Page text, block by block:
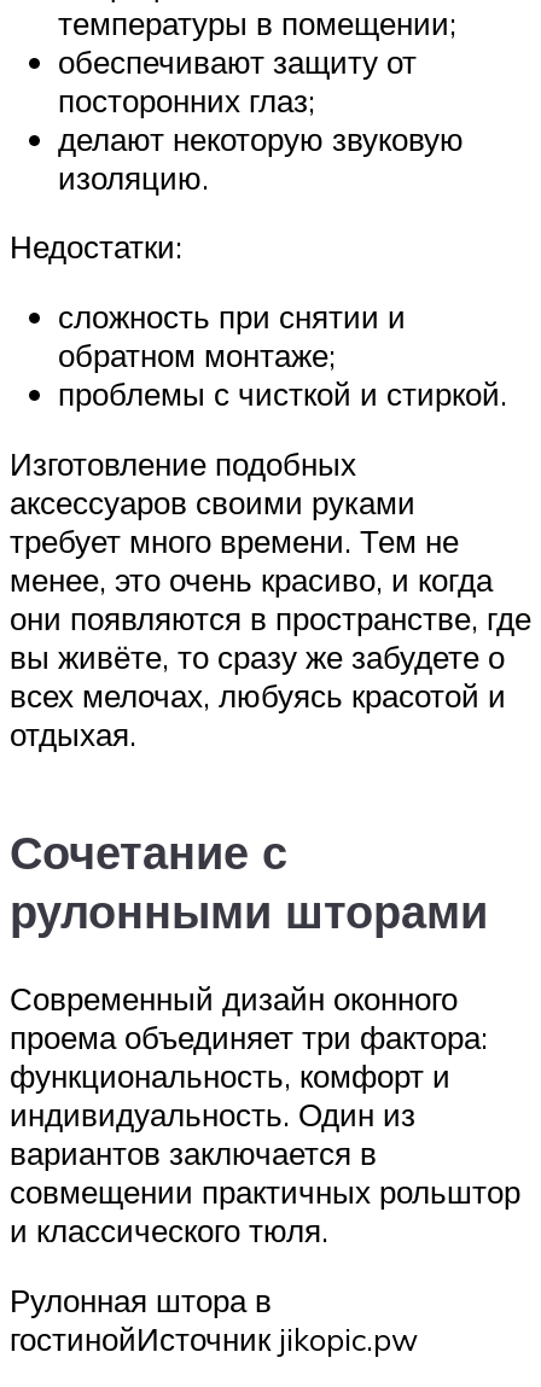
температуры в помещении;
обеспечивают защиту от
посторонних глаз;
делают некоторую звуковую
изоляцию.
Недостатки:
сложность при снятии и
обратном монтаже;
проблемы с чисткой и стиркой.
Изготовление подобных
аксессуаров своими руками
требует много времени. Тем не
менее, это очень красиво, и когда
они появляются в пространстве, где
вы живёте, то сразу же забудете о
всех мелочах, любуясь красотой и
отдыхая.
Сочетание с
рулонными шторами
Современный дизайн оконного
проема объединяет три фактора:
функциональность, комфорт и
индивидуальность. Один из
вариантов заключается в
совмещении практичных рольштор
и классического тюля.
Рулонная штора в
гостинойИсточник jikopic.pw